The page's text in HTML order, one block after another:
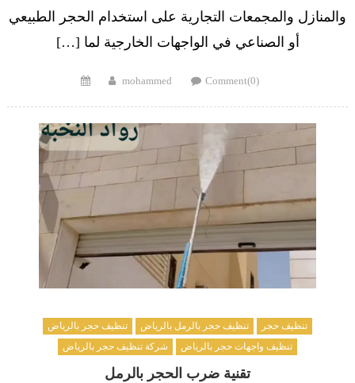
والمنازل والمجمعات التجارية على استخدام الحجر الطبيعي
أو الصناعي في الواجهات الخارجية لما […]
Posted Author
mohammed Comment(0)
تنظيف حجر تنظيف حجر بالرمل بالرياض
تنظيف حجر بالرياض
تنظيف واجهات حجر بالرياض
شركة تنظيف حجر بالرياض
تقنية ضرب الحجر بالرمل